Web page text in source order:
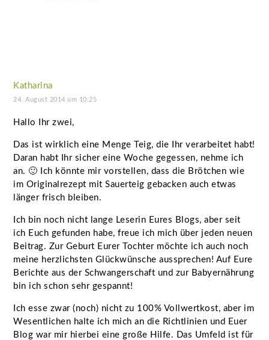
Katharina
24. August 2014 um 10:25
Hallo Ihr zwei,
Das ist wirklich eine Menge Teig, die Ihr verarbeitet habt!
Daran habt Ihr sicher eine Woche gegessen, nehme ich
an. 🙂 Ich könnte mir vorstellen, dass die Brötchen wie
im Originalrezept mit Sauerteig gebacken auch etwas
länger frisch bleiben.
Ich bin noch nicht lange Leserin Eures Blogs, aber seit
ich Euch gefunden habe, freue ich mich über jeden neuen
Beitrag. Zur Geburt Eurer Tochter möchte ich auch noch
meine herzlichsten Glückwünsche aussprechen! Auf Eure
Berichte aus der Schwangerschaft und zur Babyernährung
bin ich schon sehr gespannt!
Ich esse zwar (noch) nicht zu 100% Vollwertkost, aber im
Wesentlichen halte ich mich an die Richtlinien und Euer
Blog war mir hierbei eine große Hilfe. Das Umfeld ist für